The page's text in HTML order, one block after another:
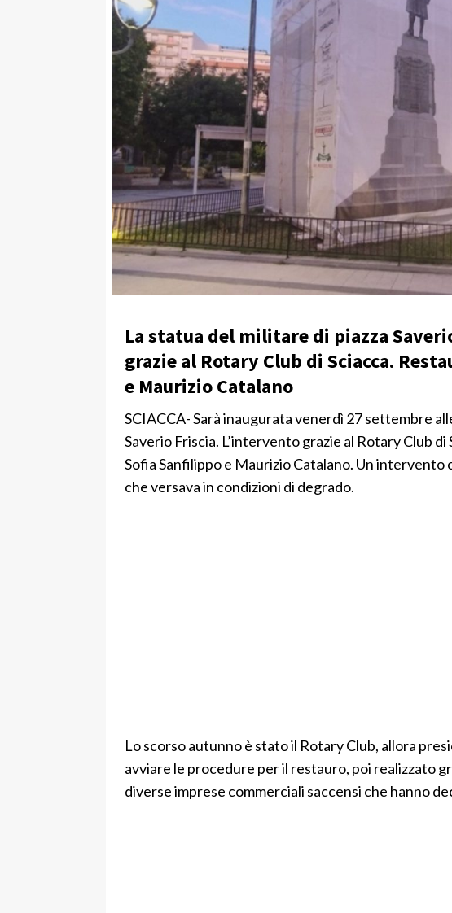
La statua del militare di piazza
grazie al Rotary Club di Sciacca.
e Maurizio Catalano
SCIACCA- Sarà inaugurata venerdì 27 settembre
Saverio Friscia. L’intervento grazie al Rotary Club
Sofia Sanfilippo e Maurizio Catalano. Un
che versava in condizioni di degrado.
Lo scorso autunno è stato il Rotary Club, allora
avviare le procedure per il restauro, poi realizzato
diverse imprese commerciali saccensi che hanno